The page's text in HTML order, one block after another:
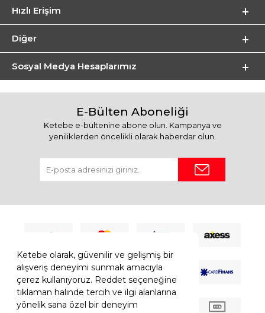
Ketebe olarak, güvenilir ve gelişmiş bir
alışveriş deneyimi sunmak amacıyla
çerez kullanıyoruz. Reddet seçeneğine
tıklaman halinde tercih ve ilgi alanlarına
yönelik sana özel bir deneyim
Hızlı Erişim
Diğer
Sosyal Medya Hesaplarımız
E-Bülten Aboneliği
Ketebe e-bültenine abone olun. Kampanya ve
yeniliklerden öncelikli olarak haberdar olun.